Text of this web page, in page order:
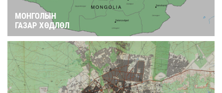
МОНГОЛЫН
ГАЗАР ХӨДЛӨЛ